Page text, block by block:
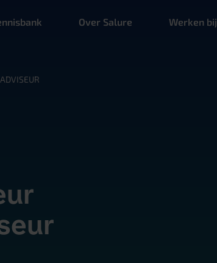
Over Salure Werken bij